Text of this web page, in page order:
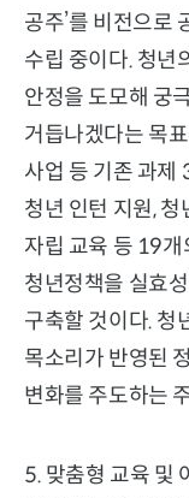
공주’를 비전으로
수립 중이다. 청년
안정을 도모해 궁
거듭나겠다는 목
사업 등 기존 과제
청년 인턴 지원, 청
자립 교육 등 19개
청년정책을 실효
구축할 것이다. 청
목소리가 반영된
변화를 주도하는
5. 맞춤형 교육 및